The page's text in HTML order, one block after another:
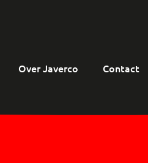
Over Javerco Contact